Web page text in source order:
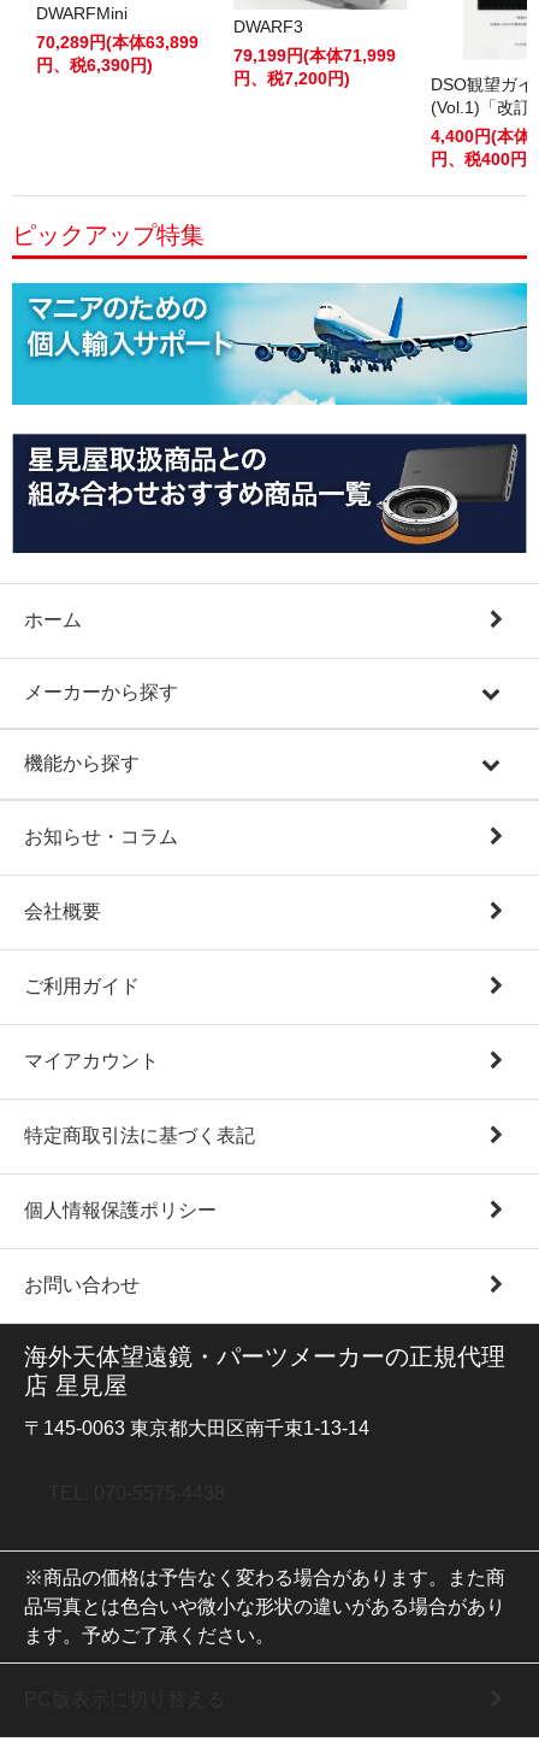
DWARFMini
70,289円(本体63,899
円、税6,390円)
DWARF3
79,199円(本体71,999
円、税7,200円)
DSO観望ガ
(Vol.1)「改訂
4,400円(本体
円、税400円)
ピックアップ特集
ホーム
メーカーから探す
機能から探す
お知らせ・コラム
会社概要
ご利用ガイド
マイアカウント
特定商取引法に基づく表記
個人情報保護ポリシー
お問い合わせ
海外天体望遠鏡・パーツメーカーの正規代理
店 星見屋
〒145-0063 東京都大田区南千束1-13-14
※商品の価格は予告なく変わる場合があります。また商
品写真とは色合いや微小な形状の違いがある場合があり
ます。予めご了承ください。